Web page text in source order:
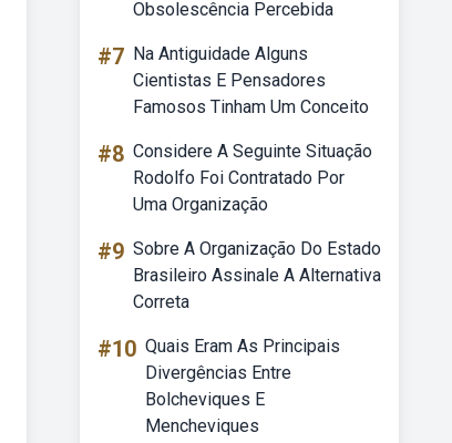
Obsolescência Percebida
#7 Na Antiguidade Alguns
Cientistas E Pensadores
Famosos Tinham Um Conceito
#8 Considere A Seguinte Situação
Rodolfo Foi Contratado Por
Uma Organização
#9 Sobre A Organização Do Estado
Brasileiro Assinale A Alternativa
Correta
#10 Quais Eram As Principais
Divergências Entre
Bolcheviques E
Mencheviques